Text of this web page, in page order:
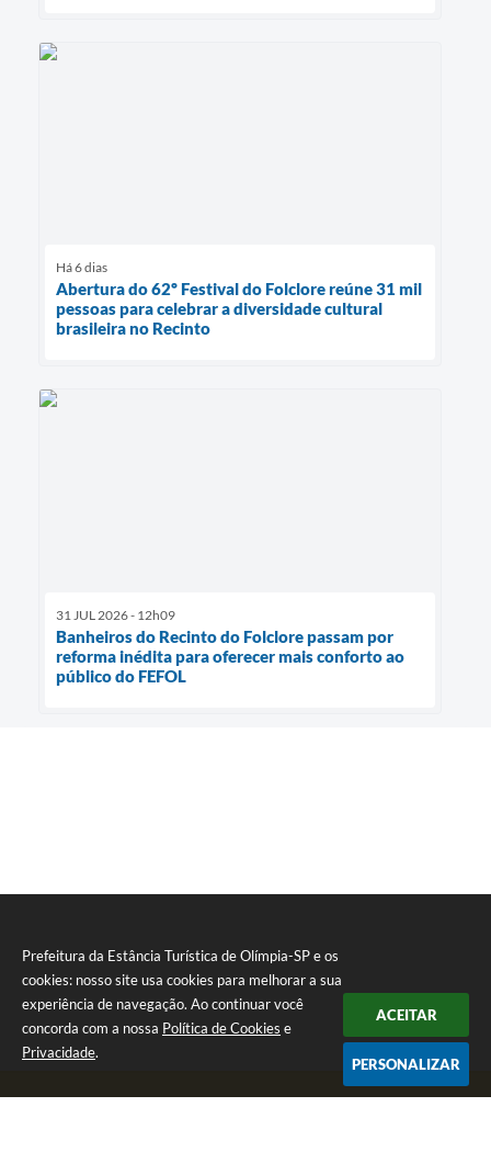
Prefeitura da Estância Turística de Olímpia-SP e os
cookies: nosso site usa cookies para melhorar a sua
experiência de navegação. Ao continuar você
concorda com a nossa Política de Cookies e
Privacidade.
ACEITAR
PERSONALIZAR
Há 6 dias
Abertura do 62º Festival do Folclore reúne 31 mil
pessoas para celebrar a diversidade cultural
brasileira no Recinto
31 JUL 2026 - 12h09
Banheiros do Recinto do Folclore passam por
reforma inédita para oferecer mais conforto ao
público do FEFOL